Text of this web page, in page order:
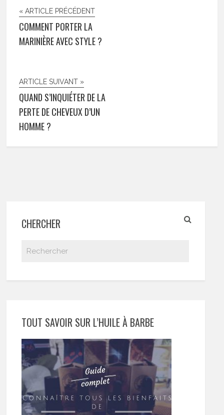
« ARTICLE PRÉCÉDENT
COMMENT PORTER LA
MARINIÈRE AVEC STYLE ?
ARTICLE SUIVANT »
QUAND S’INQUIÉTER DE LA
PERTE DE CHEVEUX D’UN
HOMME ?
CHERCHER
TOUT SAVOIR SUR L’HUILE À BARBE